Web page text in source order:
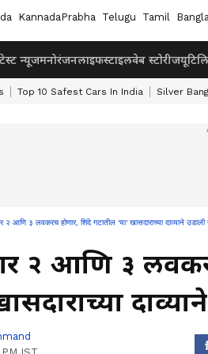
KannadaPrabha Telugu Tamil Bangla
न्यूजमनोरंजनलाइफस्टाइलवेब स्टोरीज
Top 10 Safest Cars In India Silver
२ आणि ३ लवकरच होणार, शिंदे गटातील 'या' खासदाराच्या दाव्याने
२ आणि ३